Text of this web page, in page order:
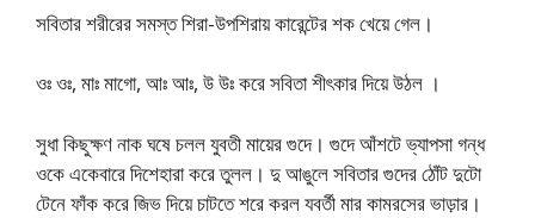
সবিতার শরীরের সমস্ত শিরা-উপশিরায় কারেন্টের শক খেয়ে গেল।
ওঃ ওঃ, মাঃ মাগো, আঃ আঃ, উ উঃ করে সবিতা শীৎকার দিয়ে উঠল ।
সুধা কিছুক্ষণ নাক ঘষে চলল যুবতী মায়ের গুদে। গুদে আঁশটে ভ্যাপসা গন্ধ
ওকে একেবারে দিশেহারা করে তুলল। দু আঙুলে সবিতার গুদের ঠোঁট দুটো
টেনে ফাঁক করে জিভ দিয়ে চাটতে শরে করল যবর্তী মার কামরসের ভাড়ার।